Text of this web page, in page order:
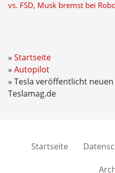
vs. FSD, Musk bremst bei
Startseite
Autopilot
Tesla veröffentlicht
Teslamag.de
Startseite